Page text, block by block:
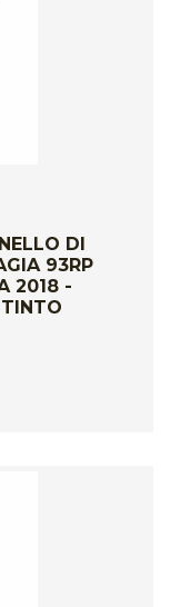
DI
93RP
2018 -